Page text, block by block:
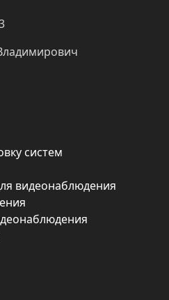
систем
видеонаблюдения